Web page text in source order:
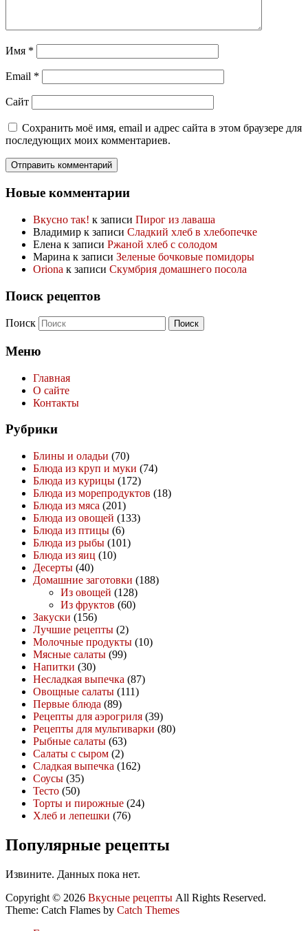
Имя *
Email *
Сайт
Сохранить моё имя, email и адрес сайта в этом браузере для
последующих моих комментариев.
Новые комментарии
Вкусно так! к записи Пирог из лаваша
Владимир к записи Сладкий хлеб в хлебопечке
Елена к записи Ржаной хлеб с солодом
Марина к записи Зеленые бочковые помидоры
Oriona к записи Скумбрия домашнего посола
Поиск рецептов
Поиск
Меню
Главная
О сайте
Контакты
Рубрики
Блины и оладьи (70)
Блюда из круп и муки (74)
Блюда из курицы (172)
Блюда из морепродуктов (18)
Блюда из мяса (201)
Блюда из овощей (133)
Блюда из птицы (6)
Блюда из рыбы (101)
Блюда из яиц (10)
Десерты (40)
Домашние заготовки (188)
Из овощей (128)
Из фруктов (60)
Закуски (156)
Лучшие рецепты (2)
Молочные продукты (10)
Мясные салаты (99)
Напитки (30)
Несладкая выпечка (87)
Овощные салаты (111)
Первые блюда (89)
Рецепты для аэрогриля (39)
Рецепты для мультиварки (80)
Рыбные салаты (63)
Салаты с сыром (2)
Сладкая выпечка (162)
Соусы (35)
Тесто (50)
Торты и пирожные (24)
Хлеб и лепешки (76)
Популярные рецепты
Извините. Данных пока нет.
Copyright © 2026 Вкусные рецепты All Rights Reserved.
Theme: Catch Flames by Catch Themes